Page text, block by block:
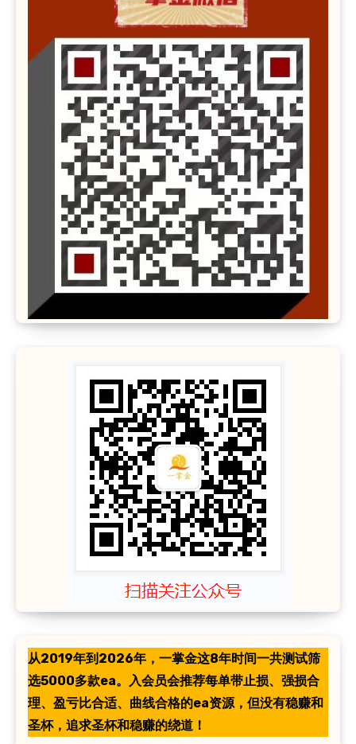
从2019年到2026年，一掌金这8年时间一共测试筛
选5000多款ea。入会员会推荐每单带止损、强损合
理、盈亏比合适、曲线合格的ea资源，但没有稳赚和
圣杯，追求圣杯和稳赚的绕道！